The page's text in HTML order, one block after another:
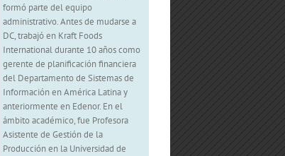
formó parte del equipo
administrativo. Antes de mudarse a
DC, trabajó en Kraft Foods
International durante 10 años como
gerente de planificación financiera
del Departamento de Sistemas de
Información en América Latina y
anteriormente en Edenor. En el
ámbito académico, fue Profesora
Asistente de Gestión de la
Producción en la Universidad de